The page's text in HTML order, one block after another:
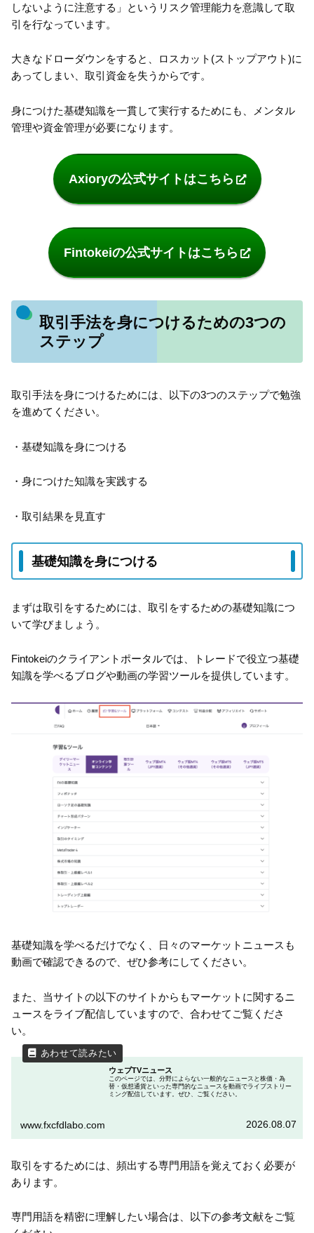
しないように注意する」というリスク管理能力を意識して取
引を行なっています。
大きなドローダウンをすると、ロスカット(ストップアウト)に
あってしまい、取引資金を失うからです。
身につけた基礎知識を一貫して実行するためにも、メンタル
管理や資金管理が必要になります。
Axioryの公式サイトはこちら
Fintokeiの公式サイトはこちら
取引手法を身につけるための3つの
ステップ
取引手法を身につけるためには、以下の3つのステップで勉強
を進めてください。
・基礎知識を身につける
・身につけた知識を実践する
・取引結果を見直す
基礎知識を身につける
まずは取引をするためには、取引をするための基礎知識につ
いて学びましょう。
Fintokeiのクライアントポータルでは、トレードで役立つ基礎
知識を学べるブログや動画の学習ツールを提供しています。
基礎知識を学べるだけでなく、日々のマーケットニュースも
動画で確認できるので、ぜひ参考にしてください。
また、当サイトの以下のサイトからもマーケットに関するニ
ュースをライブ配信していますので、合わせてご覧くださ
い。
ウェブTVニュース
このページでは、分野によらない一般的なニュースと株価・為
替・仮想通貨といった専門的なニュースを動画でライブストリー
ミング配信しています。ぜひ、ご覧ください。
www.fxcfdlabo.com 2026.08.07
取引をするためには、頻出する専門用語を覚えておく必要が
あります。
専門用語を精密に理解したい場合は、以下の参考文献をご覧